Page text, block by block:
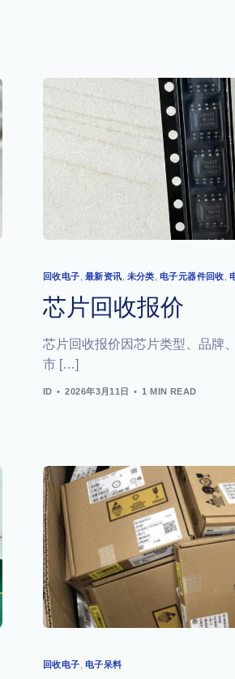
回收电子 最新资讯 未分类 电子元器件回收
芯片回收报价
芯片回收报价因芯片类型、品牌
市 […]
ID 2026年3月11日 1 MIN READ
回收电子 电子呆料